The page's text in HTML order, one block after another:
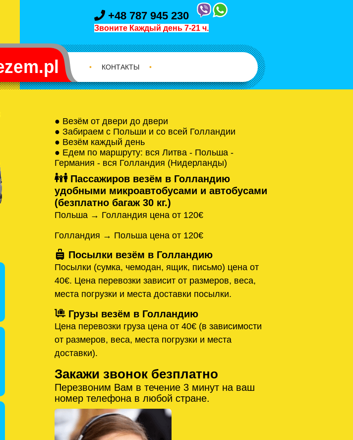
+48 787 945 230
Звоните Каждый день 7-21 ч.
• КОНТАКТЫ •
● Везём от двери до двери
● Забираем с Польши и со всей Голландии
● Везём каждый день
● Едем по маршруту: вся Литва - Польша -
Германия - вся Голландия (Нидерланды)
Пассажиров везём в Голландию
удобными микроавтобусами и автобусами
(безплатно багаж 30 кг.)
Польша → Голландия цена от 120€
Голландия → Польша цена от 120€
Посылки везём в Голландию
Посылки (сумка, чемодан, ящик, письмо) цена от
40€. Цена перевозки зависит от размеров, веса,
места погрузки и места доставки посылки.
Грузы везём в Голландию
Цена перевозки груза цена от 40€ (в зависимости
от размеров, веса, места погрузки и места
доставки).
Закажи звонок безплатно
Перезвоним Вам в течение 3 минут на ваш
номер телефона в любой стране.